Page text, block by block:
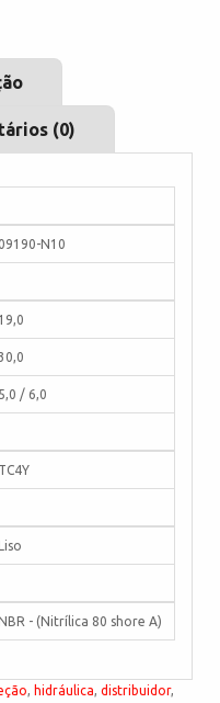
(0)
N10
19,0
5,0 / 6,0
TC4Y
- (Nitrílica 80 shore A)
, hidráulica, distribuidor,